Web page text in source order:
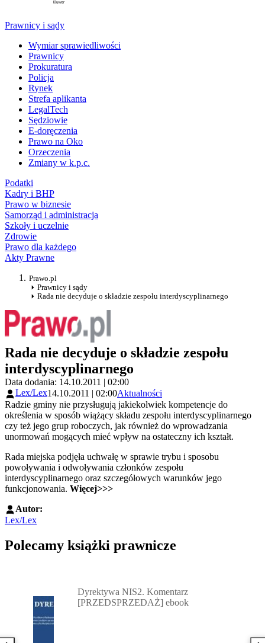
Prawnicy i sądy
Wymiar sprawiedliwości
Prawnicy
Prokuratura
Policja
Rynek
Strefa aplikanta
LegalTech
Sędziowie
E-doręczenia
Prawo na Oko
Orzeczenia
Zmiany w k.p.c.
Podatki
Kadry i BHP
Prawo w biznesie
Samorząd i administracja
Szkoły i uczelnie
Zdrowie
Prawo dla każdego
Akty Prawne
Prawo.pl
Prawnicy i sądy
Rada nie decyduje o składzie zespołu interdyscyplinarnego
Rada nie decyduje o składzie zespołu
interdyscyplinarnego
Data dodania: 14.10.2011 | 02:00
Lex/Lex14.10.2011 | 02:00Aktualności
Radzie gminy nie przysługują jakiekolwiek kompetencje do
określenia w sposób wiążący składu zespołu interdyscyplinarnego
czy też jego grup roboczych, jak również do wprowadzania
unormowań mogących mieć wpływ na ostateczny ich kształt.
Rada miejska podjęła uchwałę w sprawie trybu i sposobu
powoływania i odwoływania członków zespołu
interdyscyplinarnego oraz szczegółowych warunków jego
funkcjonowania. Więcej>>>
Autor:
Lex/Lex
Polecamy książki prawnicze
Dyrektywa NIS2. Komentarz
[PRZEDSPRZEDAŻ] ebook